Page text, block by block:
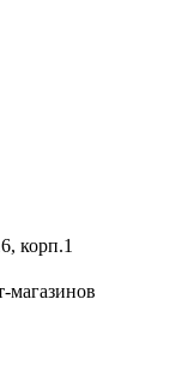
корп.1
магазинов